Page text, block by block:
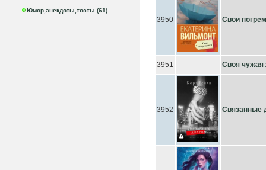
Юмор,анекдоты,тосты (61)
3950 Свои
3951 Своя чужая
3952 Связанные